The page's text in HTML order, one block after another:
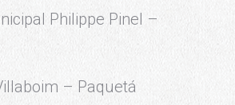
Philippe Pinel –
– Paquetá